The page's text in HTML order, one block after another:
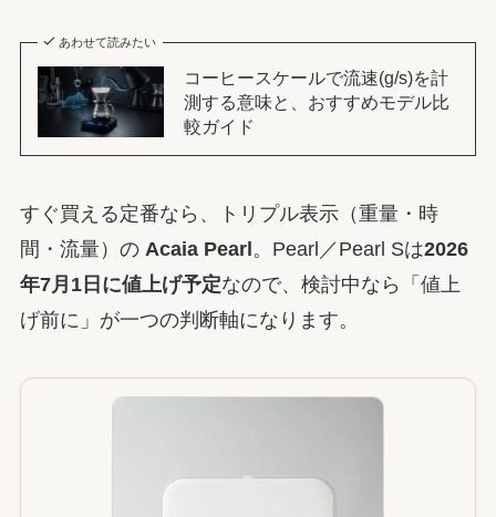
あわせて読みたい
コーヒースケールで流速(g/s)を計
測する意味と、おすすめモデル比
較ガイド
すぐ買える定番なら、トリプル表示（重量・時
間・流量）の Acaia Pearl。Pearl／Pearl Sは2026
年7月1日に値上げ予定なので、検討中なら「値上
げ前に」が一つの判断軸になります。